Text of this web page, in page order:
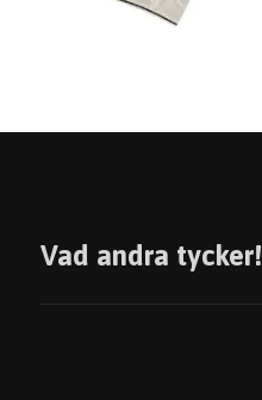
Vad andra tycker!